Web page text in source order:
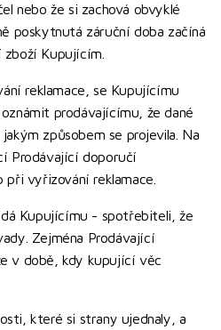
nebo že si zachová obvyklé
poskytnutá záruční doba začíná
Kupujícím.
reklamace, se Kupujícímu
prodávajícímu, že dané
způsobem se projevila. Na
Prodávající doporučí
vyřizování reklamace.
Kupujícímu - spotřebiteli, že
Zejména Prodávající
v době, kdy kupující věc
které si strany ujednaly, a